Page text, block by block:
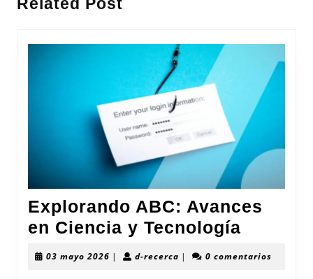
anterior:
Related Post
Explorando ABC: Avances
en Ciencia y Tecnología
03 mayo 2026 03| d-recercad-| 0 comentarios